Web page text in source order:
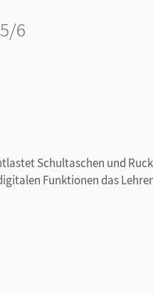
6
Schultaschen und
Funktionen das